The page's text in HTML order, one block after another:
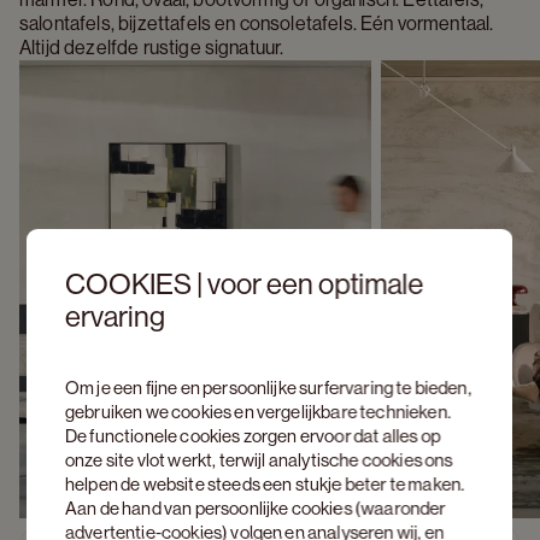
COOKIES | voor een optimale
ervaring
Om je een fijne en persoonlijke surfervaring te bieden,
gebruiken we cookies en vergelijkbare technieken.
De functionele cookies zorgen ervoor dat alles op
onze site vlot werkt, terwijl analytische cookies ons
helpen de website steeds een stukje beter te maken.
Aan de hand van persoonlijke cookies (waaronder
advertentie-cookies) volgen en analyseren wij, en
salontafels, bijzettafels en consoletafels. Eén vormentaal.
Altijd dezelfde rustige signatuur.